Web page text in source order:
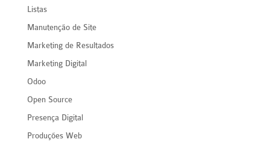
Listas
Manutenção de Site
Marketing de Resultados
Marketing Digital
Odoo
Open Source
Presença Digital
Produções Web